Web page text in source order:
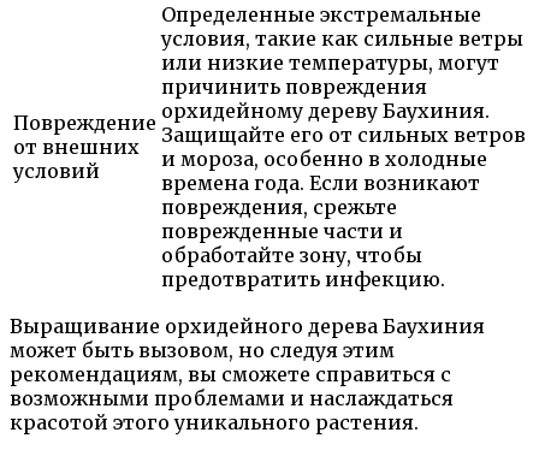
Повреждение
от внешних
условий
Определенные экстремальные
условия, такие как сильные ветры
или низкие температуры, могут
причинить повреждения
орхидейному дереву Баухиния.
Защищайте его от сильных ветров
и мороза, особенно в холодные
времена года. Если возникают
повреждения, срежьте
поврежденные части и
обработайте зону, чтобы
предотвратить инфекцию.
Выращивание орхидейного дерева Баухиния
может быть вызовом, но следуя этим
рекомендациям, вы сможете справиться с
возможными проблемами и наслаждаться
красотой этого уникального растения.